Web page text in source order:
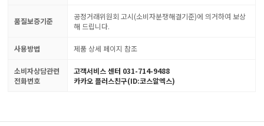
품질보증기준
공정거래위원회 고시(소비자분쟁해결기준)에 의거하여 보상
해 드립니다.
사용방법 제품 상세 페이지 참조
소비자상담관련
전화번호
고객서비스 센터 031-714-9488
카카오 플러스친구(ID:코스알엑스)